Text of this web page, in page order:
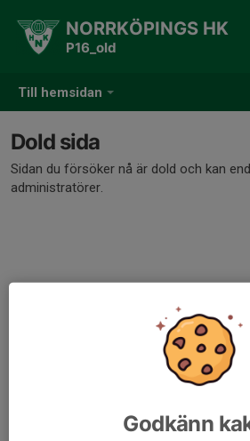
Till hemsidan
NORRKÖPINGS HK
P16_old
Dold sida
Sidan du försöker nå är dold och kan
administratörer.
Godkänn